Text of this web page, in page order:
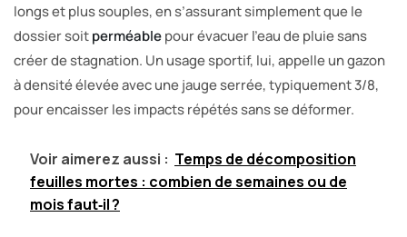
longs et plus souples, en s’assurant simplement que le
dossier soitperméablepour évacuer l’eau de pluie sans
créer de stagnation. Un usage sportif, lui, appelle un gazon
à densité élevée avec une jauge serrée, typiquement 3/8,
pour encaisser les impacts répétés sans se déformer.
Voir aimerez aussi : Temps de décomposition
feuilles mortes : combien de semaines ou de
mois faut‑il ?